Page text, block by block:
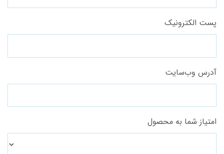
پست الکترونیک
آدرس وب‌سایت
امتیاز شما به محصول